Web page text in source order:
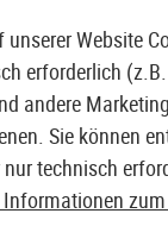
AIRSOFT SHOP &
Website
erforderlich
andere
Sie können
technisch